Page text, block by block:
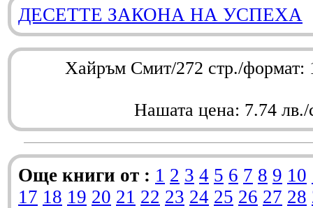
ДЕСЕТТЕ ЗАКОНА НА УСПЕХА
Хайръм Смит/272 стр./
Нашата цена: 7.74 лв./
Още книги от : 1 2 3 4 5 6 7 8 9 10
17 18 19 20 21 22 23 24 25 26 27 28